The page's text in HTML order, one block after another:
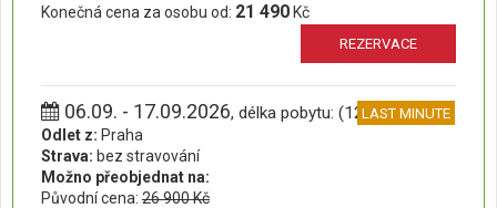
Konečná cena za osobu od: 21 490 Kč
REZERVACE
06.09. - 17.09.2026, délka pobytu: (12 dní)LAST MINUTE
Odlet z: Praha
Strava: bez stravování
Možno přeobjednat na:
Původní cena: 26 900 Kč